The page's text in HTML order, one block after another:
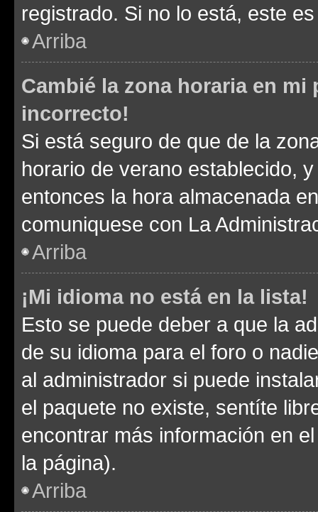
registrado. Si no lo está, este
Arriba
Cambié la zona horaria en
incorrecto!
Si está seguro de que de la
horario de verano establecido,
entonces la hora almacenada
comuniquese con La
Arriba
¡Mi idioma no está en la lista!
Esto se puede deber a que la
de su idioma para el foro o
al administrador si puede
el paquete no existe, sentíte
encontrar más información en
la página).
Arriba